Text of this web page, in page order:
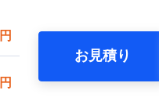
円
円
お見積り